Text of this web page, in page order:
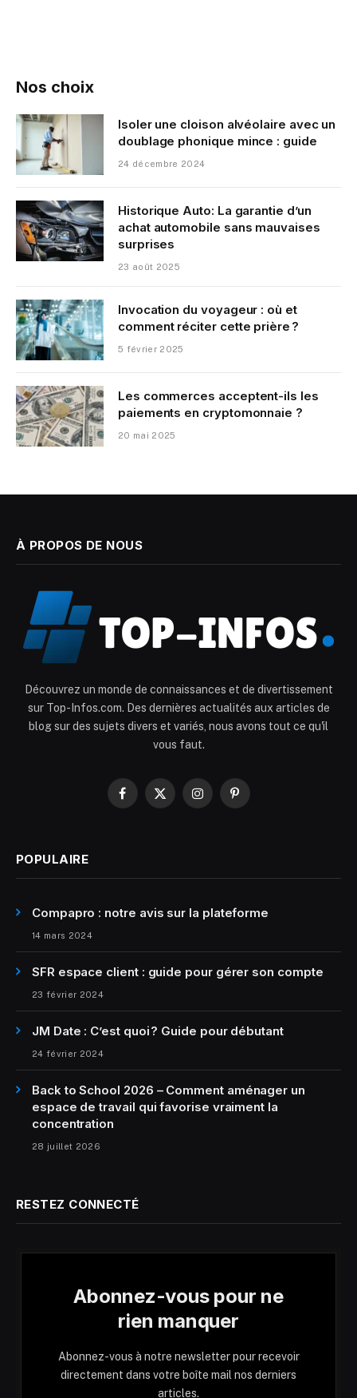
Nos choix
Isoler une cloison alvéolaire avec un
doublage phonique mince : guide
24 décembre 2024
Historique Auto: La garantie d’un
achat automobile sans mauvaises
surprises
23 août 2025
Invocation du voyageur : où et
comment réciter cette prière ?
5 février 2025
Les commerces acceptent-ils les
paiements en cryptomonnaie ?
20 mai 2025
À PROPOS DE NOUS
Découvrez un monde de connaissances et de divertissement
sur Top-Infos.com. Des dernières actualités aux articles de
blog sur des sujets divers et variés, nous avons tout ce qu'il
vous faut.
Facebook
X
InstagramPinterest
POPULAIRE
Compapro : notre avis sur la plateforme
14 mars 2024
SFR espace client : guide pour gérer son compte
23 février 2024
JM Date : C’est quoi ? Guide pour débutant
24 février 2024
Back to School 2026 – Comment aménager un
espace de travail qui favorise vraiment la
concentration
28 juillet 2026
RESTEZ CONNECTÉ
Abonnez-vous pour ne
rien manquer
Abonnez-vous à notre newsletter pour recevoir
directement dans votre boîte mail nos derniers
articles.